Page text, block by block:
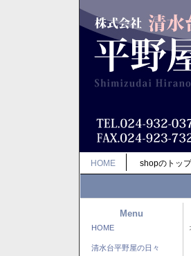
HOME shopのトップ
Menu
HOME
清水台平野屋の日々